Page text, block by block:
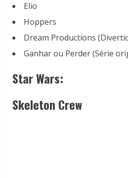
Elio
Hoppers
Dream Productions
Ganhar ou Perder (Série
Star Wars:
Skeleton Crew